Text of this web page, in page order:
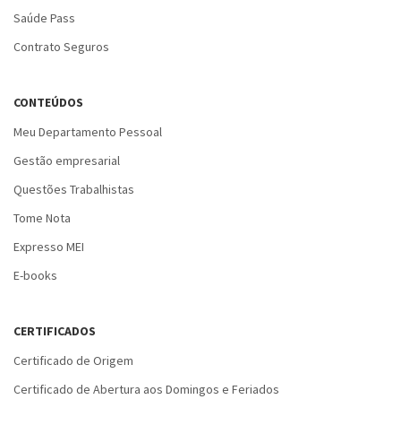
Saúde Pass
Contrato Seguros
CONTEÚDOS
Meu Departamento Pessoal
Gestão empresarial
Questões Trabalhistas
Tome Nota
Expresso MEI
E-books
CERTIFICADOS
Certificado de Origem
Certificado de Abertura aos Domingos e Feriados